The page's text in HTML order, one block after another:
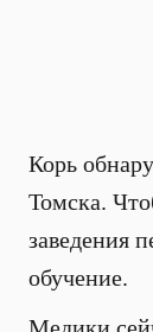
Корь
Томска.
заведения
обучение.